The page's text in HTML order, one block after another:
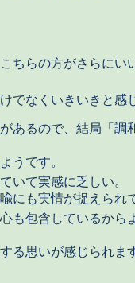
ちらの方がさらにい
でなくいきいきと感
あるので、結局「調
うです。
いて実感に乏しい。
にも実情が捉えられ
も包含しているから
る思いが感じられま